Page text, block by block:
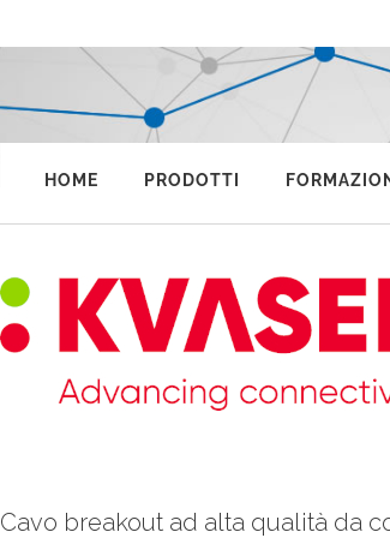
HOME PRODOTTI
Cavo breakout ad alta qualità da